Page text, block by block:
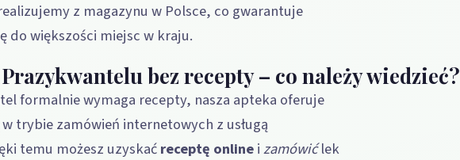
z magazynu w Polsce, co gwarantuje
do większości miejsc w kraju.
bez recepty – co należy wiedzieć?
formalnie wymaga recepty, nasza apteka oferuje
trybie zamówień internetowych z usługą
temu możesz uzyskaćreceptę onlineizamówićlek